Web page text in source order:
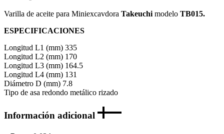
Varilla de aceite para Miniexcavdora Takeuchi modelo TB015.
ESPECIFICACIONES
Longitud L1 (mm) 335
Longitud L2 (mm) 170
Longitud L3 (mm) 164.5
Longitud L4 (mm) 131
Diámetro D (mm) 7.8
Tipo de asa redondo metálico rizado
Información adicional